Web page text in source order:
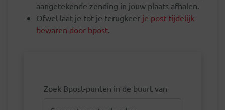
aangetekende zending in jouw plaats afhalen.
Ofwel laat je tot je terugkeer je post tijdelijk
bewaren door bpost.
Zoek Bpost-punten in de buurt van